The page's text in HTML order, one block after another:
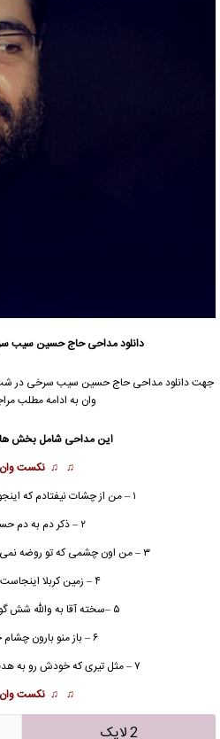
دانلود مداحیحاج حسین سیب
جهت دانلود مداحیحاج حسین سیب سرخی
وان به ادامه مطلب
این مداحی شامل بخش
♫ ♫ نکست وان
۱ – من از چشات نیفتادم که اینجوری نگام کردی – زمینه
۲ – ذکر دم به دم حسین – شور
۳ – من اون چشمی که تو روضه نمی باره نمی خوامش – واحد
۴ – زمین کربلا اینجاست زینب – واحد
۵ –سخته آقا به والله شش گوشتو ندیدن – شور
۶ – باز منو بارون چشام حسین – شور
۷ – مثل تیری که خودش رو به هدف می آید – شعرخوانی
♫ ♫ نکست وان
2 لایک